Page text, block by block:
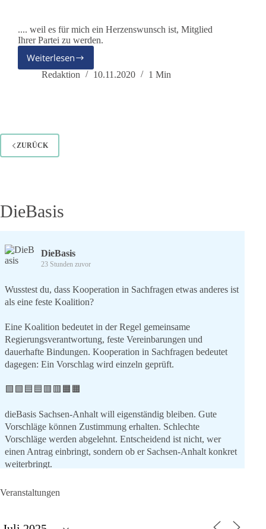
.... weil es für mich ein Herzenswunsch ist, Mitglied
Ihrer Partei zu werden.
Weiterlesen
Monika
–
Redaktion 10.11.2020 1 Min
ZURÜCK
DieBasis
DieBasis
23 Stunden zuvor
Wusstest du, dass Kooperation in Sachfragen etwas anderes ist
als eine feste Koalition?
Eine Koalition bedeutet in der Regel gemeinsame
Regierungsverantwortung, feste Vereinbarungen und
dauerhafte Bindungen. Kooperation in Sachfragen bedeutet
dagegen: Ein Vorschlag wird einzeln geprüft.
🟩🟩🟦🟦🟥🟥🟧🟧
dieBasis Sachsen-Anhalt will eigenständig bleiben. Gute
Vorschläge können Zustimmung erhalten. Schlechte
Vorschläge werden abgelehnt. Entscheidend ist nicht, wer
einen Antrag einbringt, sondern ob er Sachsen-Anhalt konkret
weiterbringt.
Ablehnung. Keine politische Verschmelzung.
Entscheidungen? 👇
Veranstaltungen